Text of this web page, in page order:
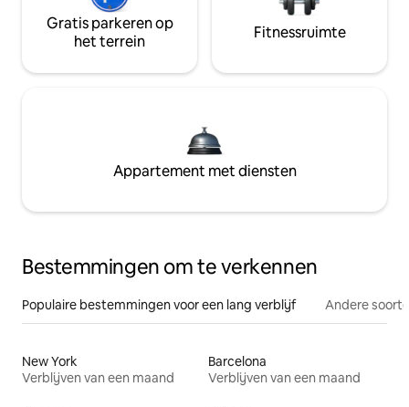
Gratis parkeren op
het terrein
Fitnessruimte
Appartement met diensten
Bestemmingen om te verkennen
Populaire bestemmingen voor een lang verblijf Andere
New York
Verblijven van een maand
Barcelona
Verblijven van een maand